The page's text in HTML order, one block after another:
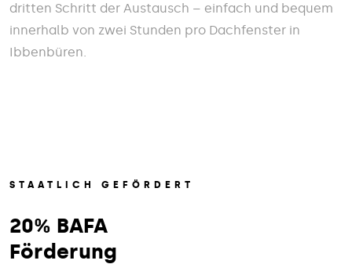
dritten Schritt der Austausch – einfach und bequem
innerhalb von zwei Stunden pro Dachfenster in
Ibbenbüren.
STAATLICH GEFÖRDERT
20% BAFA
Förderung